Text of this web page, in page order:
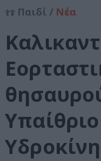
Παιδί / Νέα